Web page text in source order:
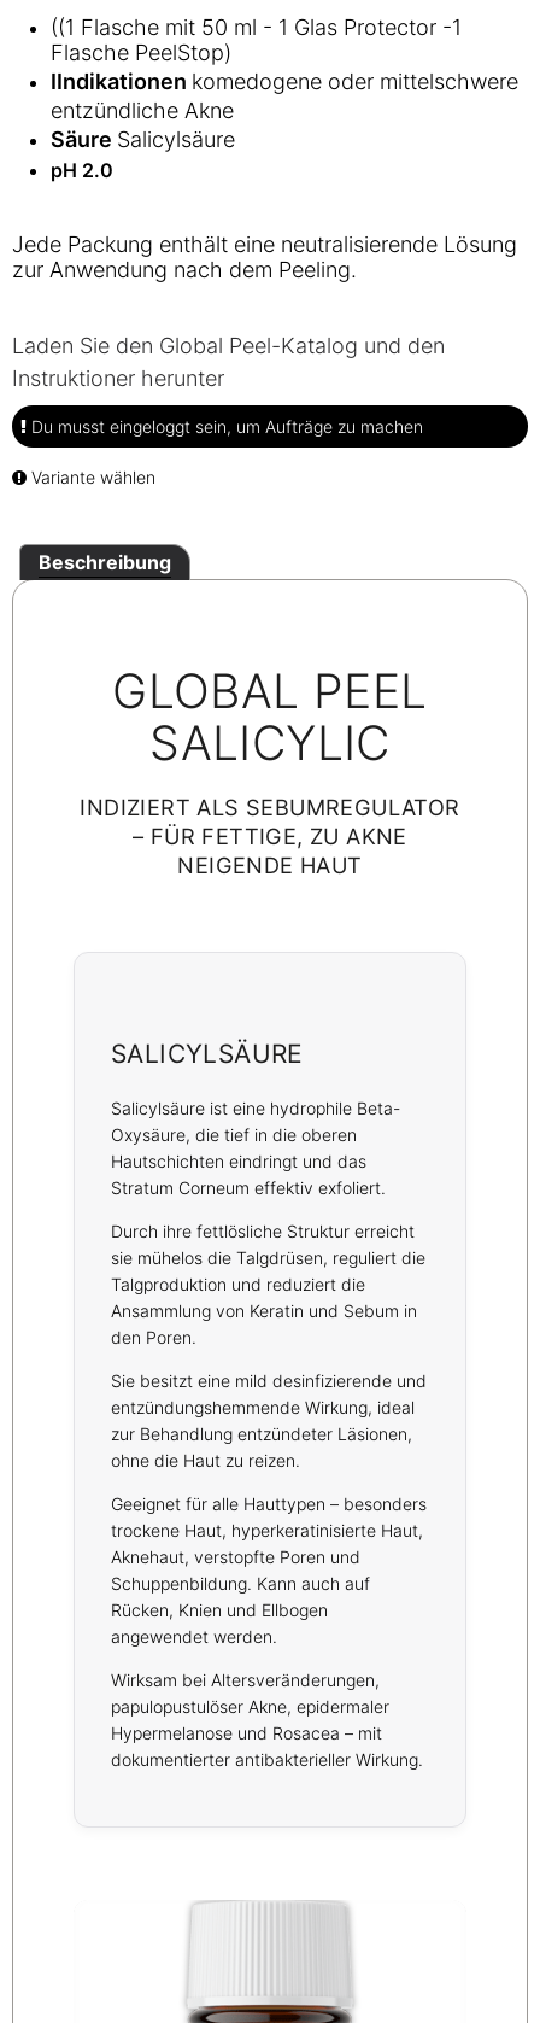
((1 Flasche mit 50 ml - 1 Glas Protector -1
Flasche PeelStop)
IIndikationen komedogene oder mittelschwere
entzündliche Akne
Säure Salicylsäure
pH 2.0
Jede Packung enthält eine neutralisierende Lösung
zur Anwendung nach dem Peeling.
Laden Sie den Global Peel-Katalog und den
Instruktioner herunter
Du musst eingeloggt sein, um Aufträge zu machen
Variante wählen
Beschreibung
GLOBAL PEEL
SALICYLIC
INDIZIERT ALS SEBUMREGULATOR
– FÜR FETTIGE, ZU AKNE
NEIGENDE HAUT
SALICYLSÄURE
Salicylsäure ist eine hydrophile Beta-
Oxysäure, die tief in die oberen
Hautschichten eindringt und das
Stratum Corneum effektiv exfoliert.
Durch ihre fettlösliche Struktur erreicht
sie mühelos die Talgdrüsen, reguliert die
Talgproduktion und reduziert die
Ansammlung von Keratin und Sebum in
den Poren.
Sie besitzt eine mild desinfizierende und
entzündungshemmende Wirkung, ideal
zur Behandlung entzündeter Läsionen,
ohne die Haut zu reizen.
Geeignet für alle Hauttypen – besonders
trockene Haut, hyperkeratinisierte Haut,
Aknehaut, verstopfte Poren und
Schuppenbildung. Kann auch auf
Rücken, Knien und Ellbogen
angewendet werden.
Wirksam bei Altersveränderungen,
papulopustulöser Akne, epidermaler
Hypermelanose und Rosacea – mit
dokumentierter antibakterieller Wirkung.